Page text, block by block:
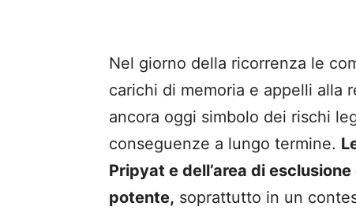
Nel giorno della ricorrenza le
carichi di memoria e appelli alla
ancora oggi simbolo dei rischi
conseguenze a lungo termine.
Pripyat e dell’area di
potente, soprattutto in un